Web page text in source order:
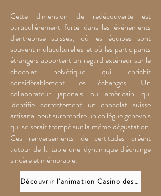
Cette dimension de redécouverte est
particulièrement forte dans les événements
d'entreprise suisses, où les équipes sont
souvent multiculturelles et où les participants
étrangers apportent un regard extérieur sur le
chocolat helvétique qui enrichit
considérablement les échanges. Un
collaborateur japonais ou américain qui
identifie correctement un chocolat suisse
artisanal peut surprendre un collègue genevois
qui se serait trompé sur la même dégustation.
Ces renversements de certitudes créent
autour de la table une dynamique d'échange
sincère et mémorable.
Découvrir l'animation Casino des Chocolats